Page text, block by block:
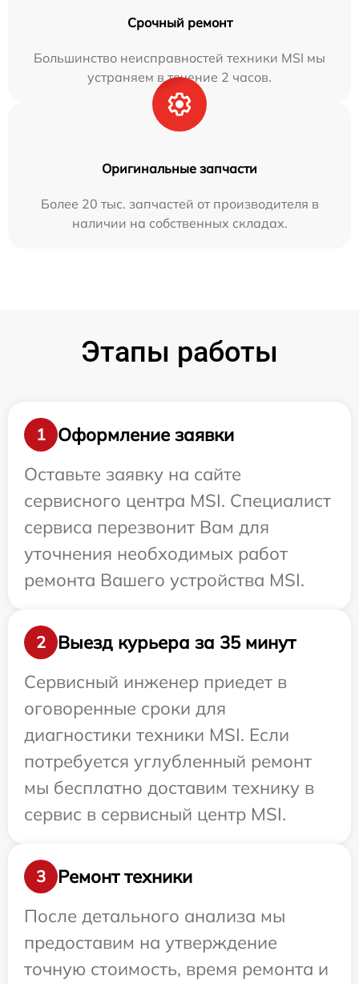
Срочный ремонт
Большинство неисправностей техники MSI мы
устраняем в течение 2 часов.
Оригинальные запчасти
Более 20 тыс. запчастей от производителя в
наличии на собственных складах.
Этапы работы
1
Оформление заявки
Оставьте заявку на сайте
сервисного центра MSI. Специалист
сервиса перезвонит Вам для
уточнения необходимых работ
ремонта Вашего устройства MSI.
2
Выезд курьера за 35 минут
Сервисный инженер приедет в
оговоренные сроки для
диагностики техники MSI. Если
потребуется углубленный ремонт
мы бесплатно доставим технику в
сервис в сервисный центр MSI.
3
Ремонт техники
После детального анализа мы
предоставим на утверждение
точную стоимость, время ремонта и